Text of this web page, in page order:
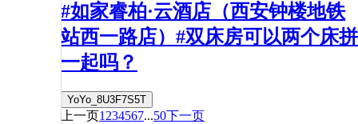
#如家睿柏·云酒店（西安钟楼地铁
站西一路店）#双床房可以两个床拼
一起吗？
YoYo_8U3F7S5T
上一页1 234567...50下一页